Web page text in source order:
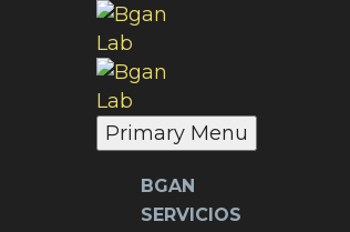
Primary Menu
BGAN
SERVICIOS